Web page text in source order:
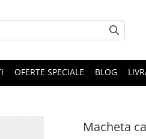
OFERTE SPECIALE BLOG
Macheta